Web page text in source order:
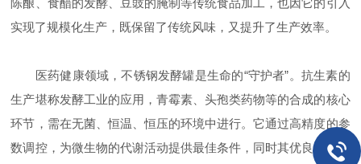
陈酿、食醋的发酵、豆豉的腌制等传统食品加工，也因它的引入
实现了规模化生产，既保留了传统风味，又提升了生产效率。
医药健康领域，不锈钢发酵罐是生命的“守护者”。抗生素的
生产堪称发酵工业的应用，青霉素、头孢类药物等的合成的核心
环节，需在无菌、恒温、恒压的环境中进行。它通过高精度的参
数调控，为微生物的代谢活动提供最佳条件，同时其优良的耐腐